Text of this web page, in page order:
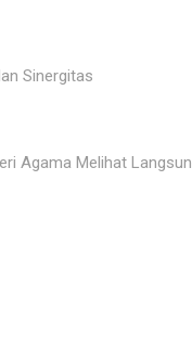
Sinergitas
Agama Melihat